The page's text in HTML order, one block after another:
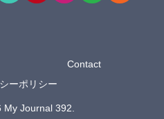
Contact
ーポリシー
Journal 392.